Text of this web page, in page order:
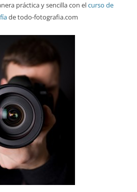
práctica y sencilla con elcurso de
de todo-fotografia.com